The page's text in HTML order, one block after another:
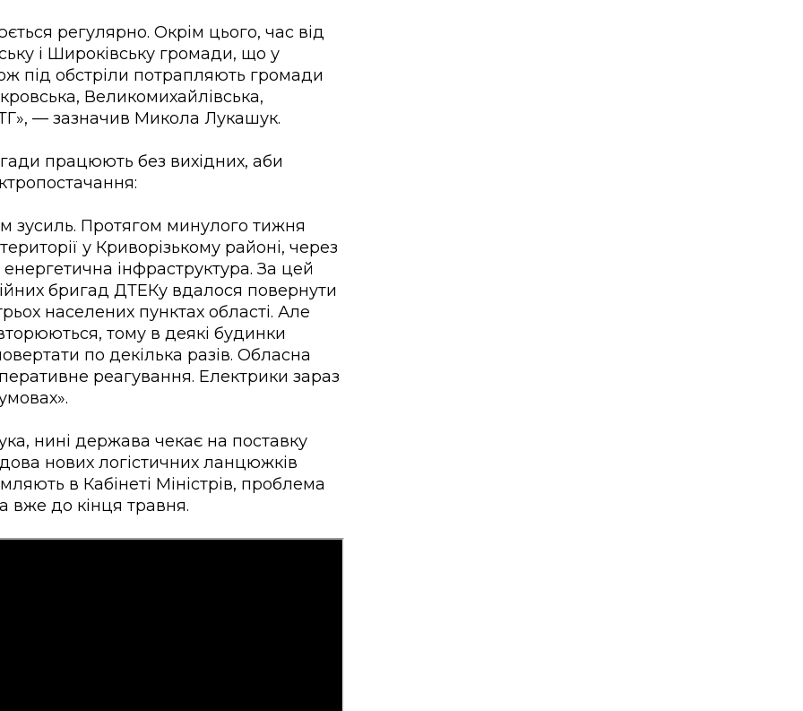
регулярно. Окрім цього, час від
і Широківську громади, що у
під обстріли потрапляють громади
Великомихайлівська,
», — зазначив Микола Лукашук.
працюють без вихідних, аби
зусиль. Протягом минулого тижня
у Криворізькому районі, через
інфраструктура. За цей
бригад ДТЕКу вдалося повернути
населених пунктах області. Але
тому в деякі будинки
по декілька разів. Обласна
реагування. Електрики зараз
нині держава чекає на поставку
нових логістичних ланцюжків
в Кабінеті Міністрів, проблема
вже до кінця травня.